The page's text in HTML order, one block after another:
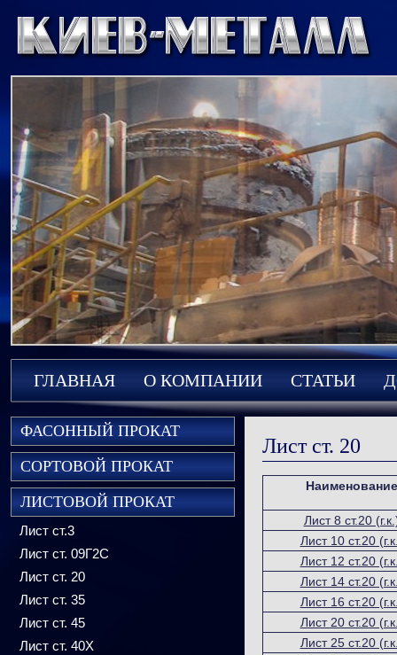
ГЛАВНАЯ О КОМПАНИИ СТАТЬИ
ФАСОННЫЙ ПРОКАТ
СОРТОВОЙ ПРОКАТ
ЛИСТОВОЙ ПРОКАТ
Лист ст.3
Лист ст. 09Г2С
Лист ст. 20
Лист ст. 35
Лист ст. 45
Лист ст. 40Х
Лист ст. 20
Наименование
Лист 8 ст.20
Лист 10 ст.20
Лист 12 ст.20
Лист 14 ст.20
Лист 16 ст.20
Лист 20 ст.20
Лист 25 ст.20